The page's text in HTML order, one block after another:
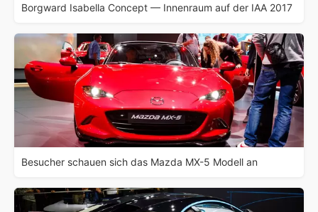
Borgward Isabella Concept — Innenraum auf der IAA 2017
Besucher schauen sich das Mazda MX-5 Modell an